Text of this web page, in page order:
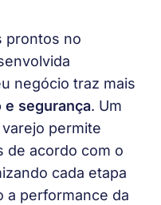
prontos no
negócio traz mais
segurança. Um
permite
de acordo com o
cada etapa
a performance da